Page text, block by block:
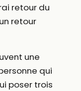
retour du
retour
une
qui
poser trois